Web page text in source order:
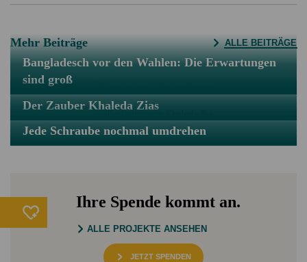
Mehr Beiträge ALLE BEITRÄGE
Bangladesch vor den Wahlen: Die Erwartungen
sind groß
Der Zauber Khaleda Zias
Jede Schraube nochmal umdrehen
Ihre Spende kommt an.
ALLE PROJEKTE ANSEHEN
JETZT SPENDEN